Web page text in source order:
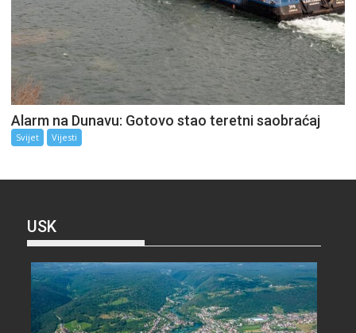
Alarm na Dunavu: Gotovo stao teretni saobraćaj
Svijet Vijesti
USK